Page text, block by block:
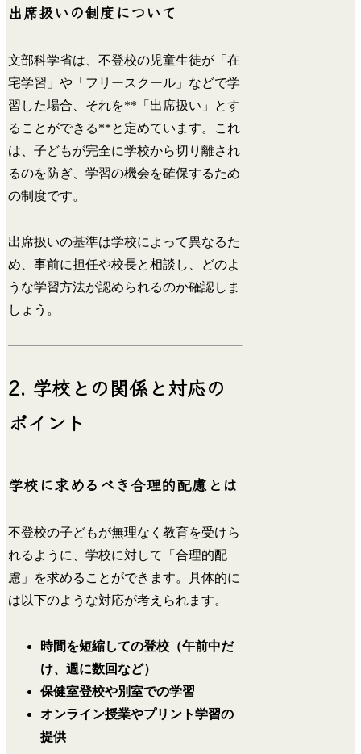
出席扱いの制度について
文部科学省は、不登校の児童生徒が「在
宅学習」や「フリースクール」などで学
習した場合、それを**「出席扱い」とす
ることができる**と定めています。これ
は、子どもが完全に学校から切り離され
るのを防ぎ、学習の機会を確保するため
の制度です。
出席扱いの基準は学校によって異なるた
め、事前に担任や校長と相談し、どのよ
うな学習方法が認められるのか確認しま
しょう。
2. 学校との関係と対応の
ポイント
学校に求めるべき合理的配慮とは
不登校の子どもが無理なく教育を受けら
れるように、学校に対して「合理的配
慮」を求めることができます。具体的に
は以下のような対応が考えられます。
時間を短縮しての登校（午前中だ
け、週に数回など）
保健室登校や別室での学習
オンライン授業やプリント学習の
提供